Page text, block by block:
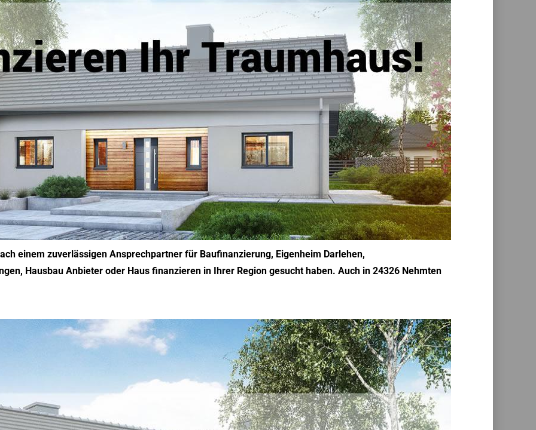
einem zuverlässigen Ansprechpartner für Baufinanzierung, Eigenheim Darlehen,
Hausbau Anbieter oder Haus finanzieren in Ihrer Region gesucht haben. Auch in 24326 Nehmten